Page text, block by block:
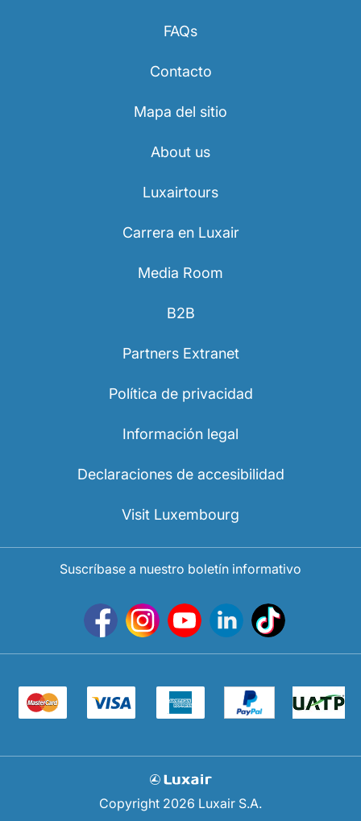
FAQs
Contacto
Mapa del sitio
About us
Luxairtours
Carrera en Luxair
Media Room
B2B
Partners Extranet
Política de privacidad
Información legal
Declaraciones de accesibilidad
Visit Luxembourg
Suscríbase a nuestro boletín informativo
Copyright 2026 Luxair S.A.